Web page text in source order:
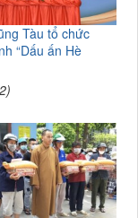
Tàu tổ chức
“Dấu ấn Hè